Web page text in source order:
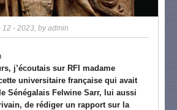
12 - 2023 , byadmin
j’écoutais sur RFI madame
universitaire française qui avait
Sénégalais Felwine Sarr, lui aussi
de rédiger un rapport sur la